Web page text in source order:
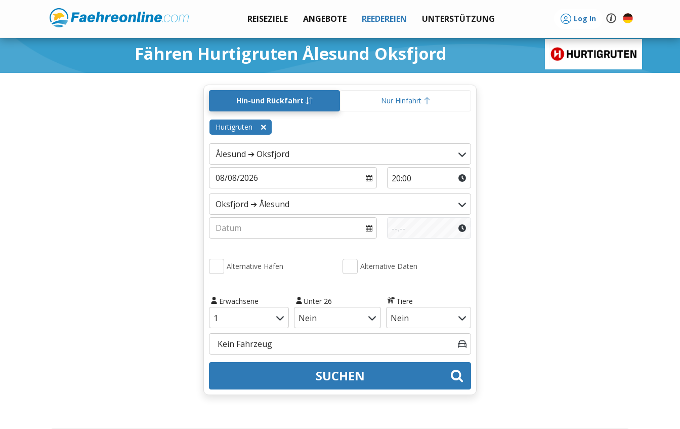
REISEZIELE ANGEBOTE REEDEREIEN UNTERSTÜTZUNG Log In
Fähren Hurtigruten Ålesund Oksfjord
Hin-und Rückfahrt Nur Hinfahrt
Hurtigruten
Alternative Häfen Alternative Daten
Erwachsene Unter 26 Tiere
SUCHEN